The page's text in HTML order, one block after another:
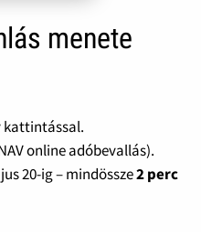
menete
online adóbevallás).
20-ig – mindössze2 perc